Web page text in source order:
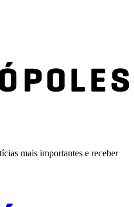
mais importantes e receber